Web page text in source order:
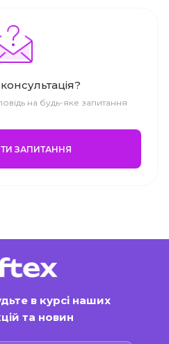
на будь-яке запитання
ЗАПИТАННЯ
в курсі наших
та новин